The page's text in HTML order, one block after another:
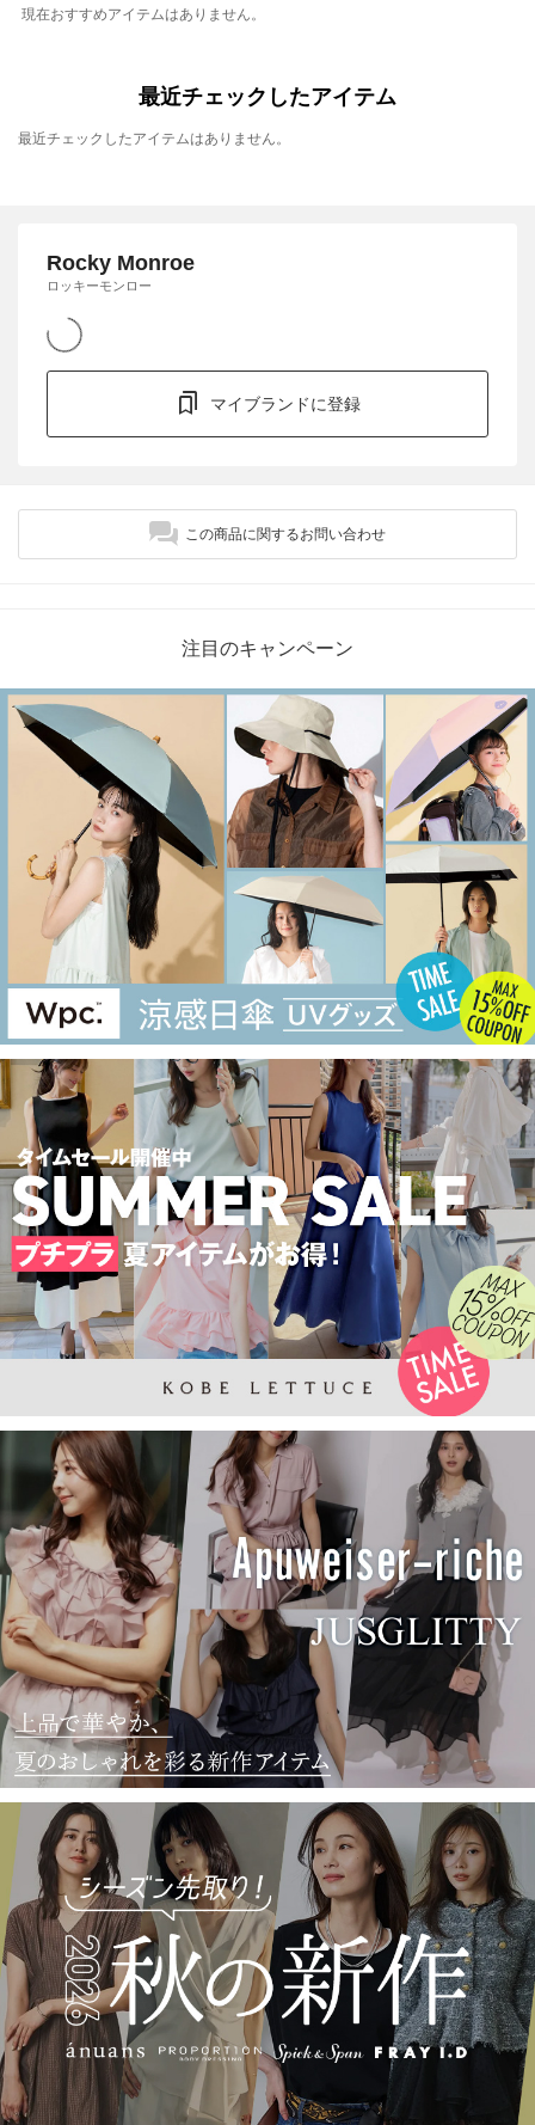
現在おすすめアイテムはありません。
最近チェックしたアイテム
最近チェックしたアイテムはありません。
Rocky Monroe
ロッキーモンロー
マイブランドに登録
この商品に関するお問い合わせ
注目のキャンペーン